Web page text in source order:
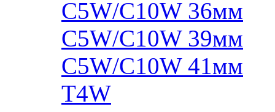
C5W/C10W 36мм
C5W/C10W 39мм
C5W/C10W 41мм
T4W